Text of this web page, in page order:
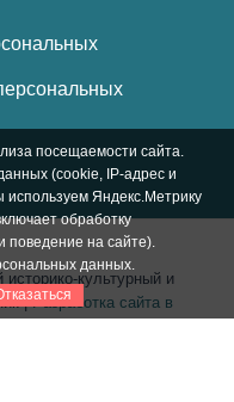
культурный и
|Разработка сайта в
посещаемости сайта.
(cookie, IP-адрес и
Яндекс.Метрику
обработку
поведение на сайте).
данных.